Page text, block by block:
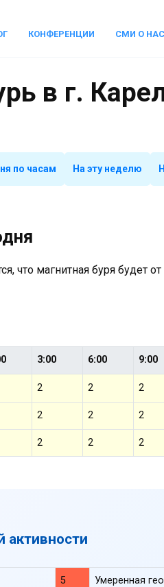
КОНФЕРЕНЦИИ СМИ О НАС
в г.
по часам На эту неделю
что магнитная буря будет
3:00 6:00 9:00
2 2 2
2 2 2
2 2 2
активности
5 Умеренная